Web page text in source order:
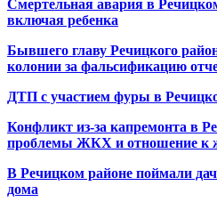
Смертельная авария в
включая ребенка
Бывшего главу Речицкого
колонии за фальсификацию
ДТП с участием фуры в
Конфликт из-за капремонта в
проблемы ЖКХ и отношение к
В Речицком районе поймали
дома